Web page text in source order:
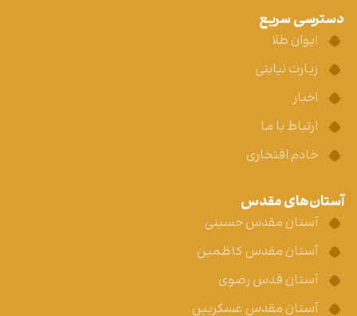
دسترسی سریع
ایوان طلا
زیارت نیابتی
اخبار
ارتباط با ما
خادم افتخاری
آستان‌های مقدس
آستان مقدس حسینی
آستان مقدس کاظمین
آستان قدس رضوی
آستان مقدس عسکریین